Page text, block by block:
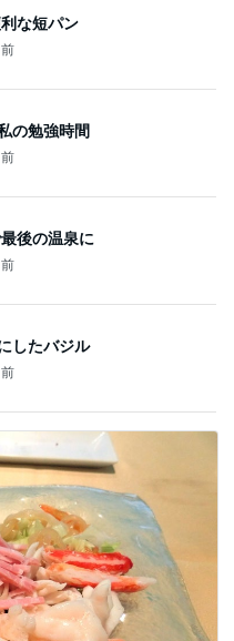
な短パン
の勉強時間
後の温泉に
したバジル